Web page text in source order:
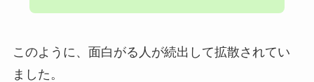
このように、面白がる人が続出して拡散されてい
ました。